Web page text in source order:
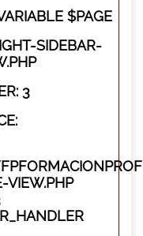
$PAGE
SIDEBAR-
3
VIEW.PHP